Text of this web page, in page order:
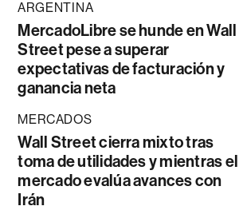
ARGENTINA
MercadoLibre se hunde en Wall
Street pese a superar
expectativas de facturación y
ganancia neta
MERCADOS
Wall Street cierra mixto tras
toma de utilidades y mientras el
mercado evalúa avances con
Irán